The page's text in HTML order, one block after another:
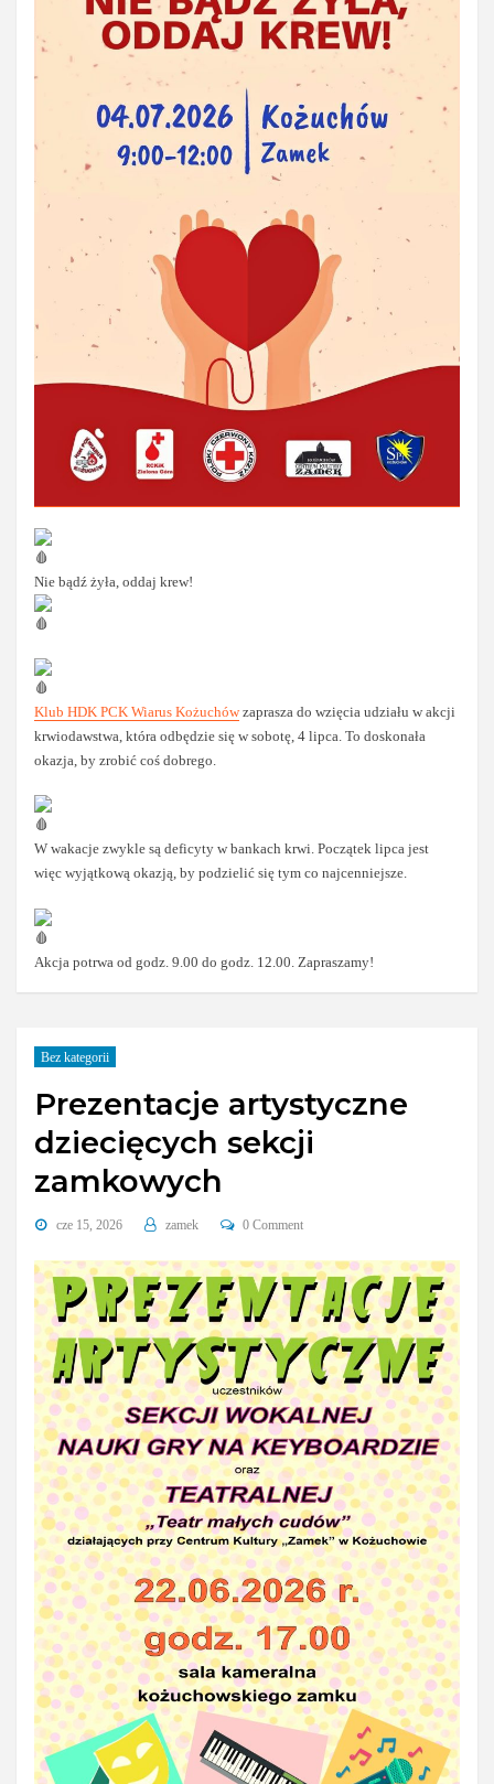
Nie bądź żyła, oddaj krew!
Klub HDK PCK Wiarus Kożuchówzaprasza do wzięcia udziału w akcji
krwiodawstwa, która odbędzie się w sobotę, 4 lipca. To doskonała
okazja, by zrobić coś dobrego.
W wakacje zwykle są deficyty w bankach krwi. Początek lipca jest
więc wyjątkową okazją, by podzielić się tym co najcenniejsze.
Akcja potrwa od godz. 9.00 do godz. 12.00. Zapraszamy!
Bez kategorii
Prezentacje artystyczne
dziecięcych sekcji
zamkowych
cze 15, 2026 zamek 0 Comment